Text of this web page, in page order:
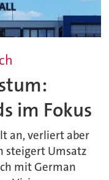
im Fokus
an, verliert aber
steigert Umsatz
mit German